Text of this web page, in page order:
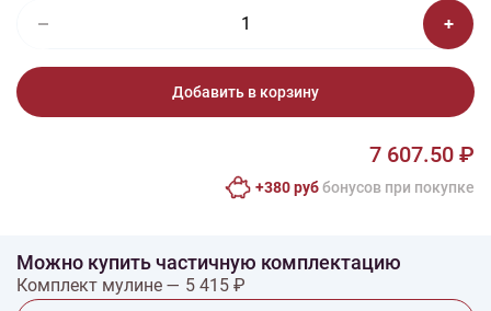
Добавить в корзину
7 607.50 ₽
+380 руббонусов при покупке
Можно купить частичную комплектацию
Комплект мулине — 5 415 ₽